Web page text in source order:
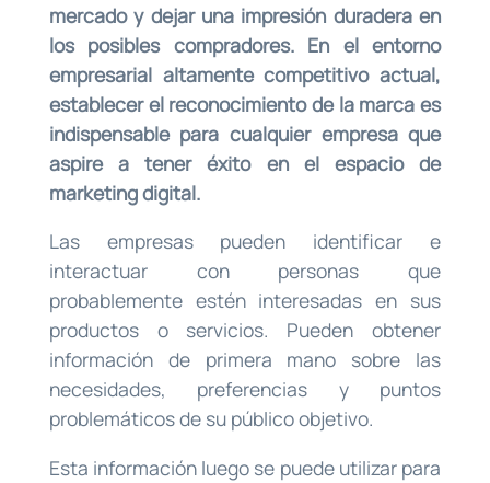
mercado y dejar una impresión duradera en
los posibles compradores. En el entorno
empresarial altamente competitivo actual,
establecer el reconocimiento de la marca es
indispensable para cualquier empresa que
aspire a tener éxito en el espacio de
marketing digital.
Las empresas pueden identificar e
interactuar con personas que
probablemente estén interesadas en sus
productos o servicios. Pueden obtener
información de primera mano sobre las
necesidades, preferencias y puntos
problemáticos de su público objetivo.
Esta información luego se puede utilizar para